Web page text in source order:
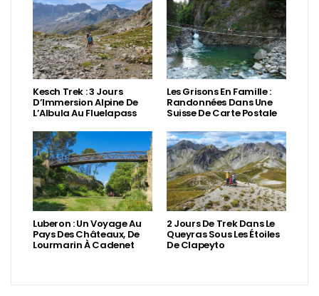
Kesch Trek : 3 Jours
D’Immersion Alpine De
L’Albula Au Fluelapass
Les Grisons En Famille :
Randonnées Dans Une
Suisse De Carte Postale
Luberon : Un Voyage Au
Pays Des Châteaux, De
Lourmarin À Cadenet
2 Jours De Trek Dans Le
Queyras Sous Les Étoiles
De Clapeyto